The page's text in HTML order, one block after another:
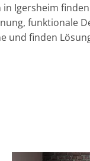
Igersheim
funktionale
und finden